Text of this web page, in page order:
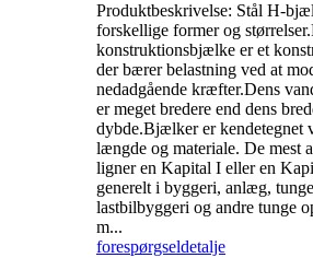
Produktbeskrivelse: Stål H-
forskellige former og
konstruktionsbjælke er et
der bærer belastning ved at
nedadgående kræfter.Dens
er meget bredere end dens
dybde.Bjælker er kendetegnet
længde og materiale. De mest
ligner en Kapital I eller en
generelt i byggeri, anlæg,
lastbilbyggeri og andre tunge
m...
forespørgseldetalje